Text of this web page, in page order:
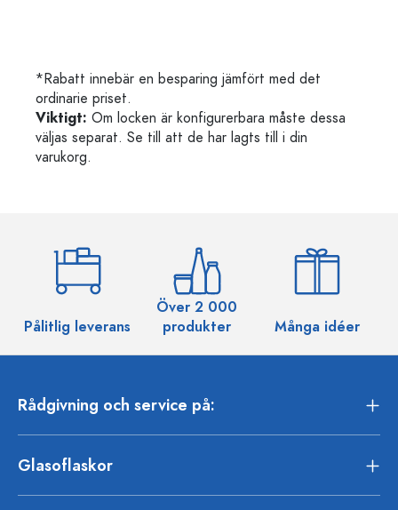
*Rabatt innebär en besparing jämfört med det
ordinarie priset.
Viktigt: Om locken är konfigurerbara måste dessa
väljas separat. Se till att de har lagts till i din
varukorg.
Pålitlig leverans
Över 2 000
produkter
Många idéer
Rådgivning och service på:
Glasoflaskor